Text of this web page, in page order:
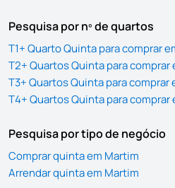
Pesquisa por nº de quartos
T1+ Quarto Quinta para comprar
T2+ Quartos Quinta para comprar
T3+ Quartos Quinta para comprar
T4+ Quartos Quinta para comprar
Pesquisa por tipo de negócio
Comprar quinta em Martim
Arrendar quinta em Martim